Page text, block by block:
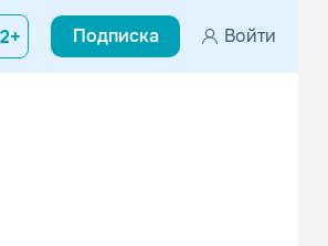
Подписка Войти
с In Flames и Dark Tranquillity,